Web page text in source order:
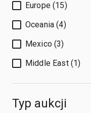
Europe (15)
Oceania (4)
Mexico (3)
Middle East (1)
Typ aukcji